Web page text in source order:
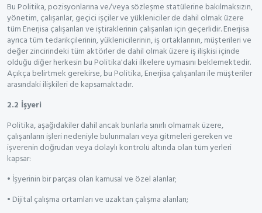
Bu Politika, pozisyonlarına ve/veya sözleşme statülerine bakılmaksızın,
yönetim, çalışanlar, geçici işçiler ve yükleniciler de dahil olmak üzere
tüm Enerjisa çalışanları ve iştiraklerinin çalışanları için geçerlidir. Enerjisa
ayrıca tüm tedarikçilerinin, yüklenicilerinin, iş ortaklarının, müşterileri ve
değer zincirindeki tüm aktörler de dahil olmak üzere iş ilişkisi içinde
olduğu diğer herkesin bu Politika'daki ilkelere uymasını beklemektedir.
Açıkça belirtmek gerekirse, bu Politika, Enerjisa çalışanları ile müşteriler
arasındaki ilişkileri de kapsamaktadır.
2.2 İşyeri
Politika, aşağıdakiler dahil ancak bunlarla sınırlı olmamak üzere,
çalışanların işleri nedeniyle bulunmaları veya gitmeleri gereken ve
işverenin doğrudan veya dolaylı kontrolü altında olan tüm yerleri
kapsar:
• İşyerinin bir parçası olan kamusal ve özel alanlar;
• Dijital çalışma ortamları ve uzaktan çalışma alanları;